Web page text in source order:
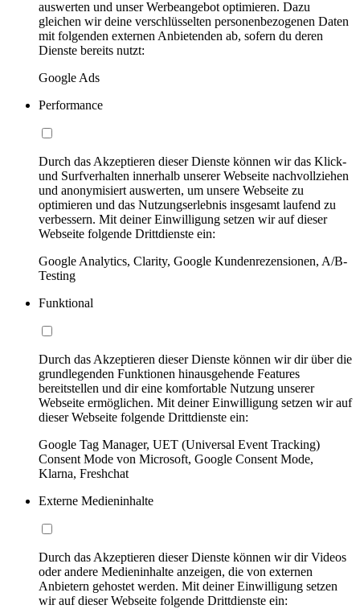
auswerten und unser Werbeangebot optimieren. Dazu
gleichen wir deine verschlüsselten personenbezogenen Daten
mit folgenden externen Anbietenden ab, sofern du deren
Dienste bereits nutzt:
Google Ads
Performance
Durch das Akzeptieren dieser Dienste können wir das Klick-
und Surfverhalten innerhalb unserer Webseite nachvollziehen
und anonymisiert auswerten, um unsere Webseite zu
optimieren und das Nutzungserlebnis insgesamt laufend zu
verbessern. Mit deiner Einwilligung setzen wir auf dieser
Webseite folgende Drittdienste ein:
Google Analytics, Clarity, Google Kundenrezensionen, A/B-
Testing
Funktional
Durch das Akzeptieren dieser Dienste können wir dir über die
grundlegenden Funktionen hinausgehende Features
bereitstellen und dir eine komfortable Nutzung unserer
Webseite ermöglichen. Mit deiner Einwilligung setzen wir auf
dieser Webseite folgende Drittdienste ein:
Google Tag Manager, UET (Universal Event Tracking)
Consent Mode von Microsoft, Google Consent Mode,
Klarna, Freshchat
Externe Medieninhalte
Durch das Akzeptieren dieser Dienste können wir dir Videos
oder andere Medieninhalte anzeigen, die von externen
Anbietern gehostet werden. Mit deiner Einwilligung setzen
wir auf dieser Webseite folgende Drittdienste ein: